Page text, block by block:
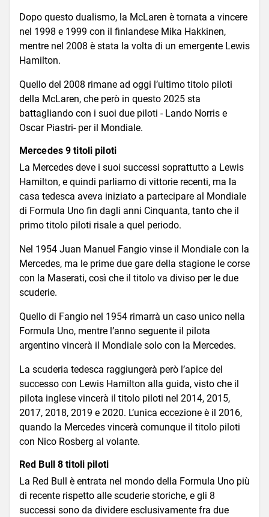
Dopo questo dualismo, la McLaren è tornata a vincere
nel 1998 e 1999 con il finlandese Mika Hakkinen,
mentre nel 2008 è stata la volta di un emergente Lewis
Hamilton.
Quello del 2008 rimane ad oggi l’ultimo titolo piloti
della McLaren, che però in questo 2025 sta
battagliando con i suoi due piloti - Lando Norris e
Oscar Piastri- per il Mondiale.
Mercedes 9 titoli piloti
La Mercedes deve i suoi successi soprattutto a Lewis
Hamilton, e quindi parliamo di vittorie recenti, ma la
casa tedesca aveva iniziato a partecipare al Mondiale
di Formula Uno fin dagli anni Cinquanta, tanto che il
primo titolo piloti risale a quel periodo.
Nel 1954 Juan Manuel Fangio vinse il Mondiale con la
Mercedes, ma le prime due gare della stagione le corse
con la Maserati, così che il titolo va diviso per le due
scuderie.
Quello di Fangio nel 1954 rimarrà un caso unico nella
Formula Uno, mentre l’anno seguente il pilota
argentino vincerà il Mondiale solo con la Mercedes.
La scuderia tedesca raggiungerà però l’apice del
successo con Lewis Hamilton alla guida, visto che il
pilota inglese vincerà il titolo piloti nel 2014, 2015,
2017, 2018, 2019 e 2020. L’unica eccezione è il 2016,
quando la Mercedes vincerà comunque il titolo piloti
con Nico Rosberg al volante.
Red Bull 8 titoli piloti
La Red Bull è entrata nel mondo della Formula Uno più
di recente rispetto alle scuderie storiche, e gli 8
successi sono da dividere esclusivamente fra due